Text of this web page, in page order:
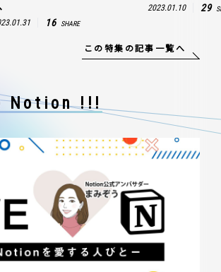
16 SHARE
2023.01.10 29
この特集の記事一覧へ
Notion !!!